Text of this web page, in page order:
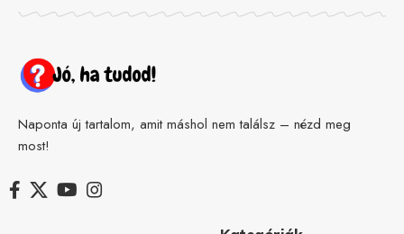
Naponta új tartalom, amit máshol nem találsz – nézd meg
most!